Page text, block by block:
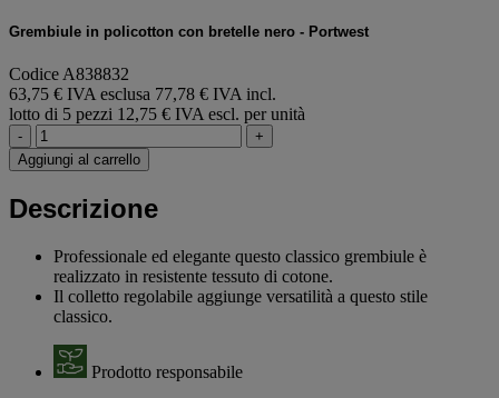
Grembiule in policotton con bretelle nero - Portwest
Codice A838832
63,75 € IVA esclusa 77,78 € IVA incl.
lotto di 5 pezzi 12,75 € IVA escl. per unità
-
+
Aggiungi al carrello
Descrizione
Professionale ed elegante questo classico grembiule è
realizzato in resistente tessuto di cotone.
Il colletto regolabile aggiunge versatilità a questo stile
classico.
Prodotto responsabile